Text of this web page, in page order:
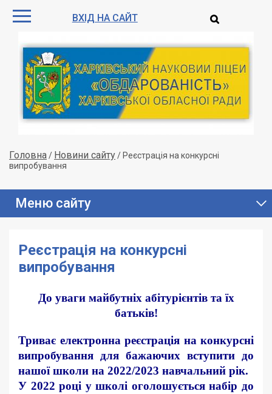
ВХІД НА САЙТ
Головна/ Новини сайту/ Реєстрація на конкурсні
випробування
Меню сайту
Реєстрація на конкурсні
випробування
До уваги майбутніх абітурієнтів та їх
батьків!
Триває електронна реєстрація на конкурсні
випробування для бажаючих вступити до
нашої школи на 2022/2023 навчальний рік.
У 2022 році у школі оголошується набір до